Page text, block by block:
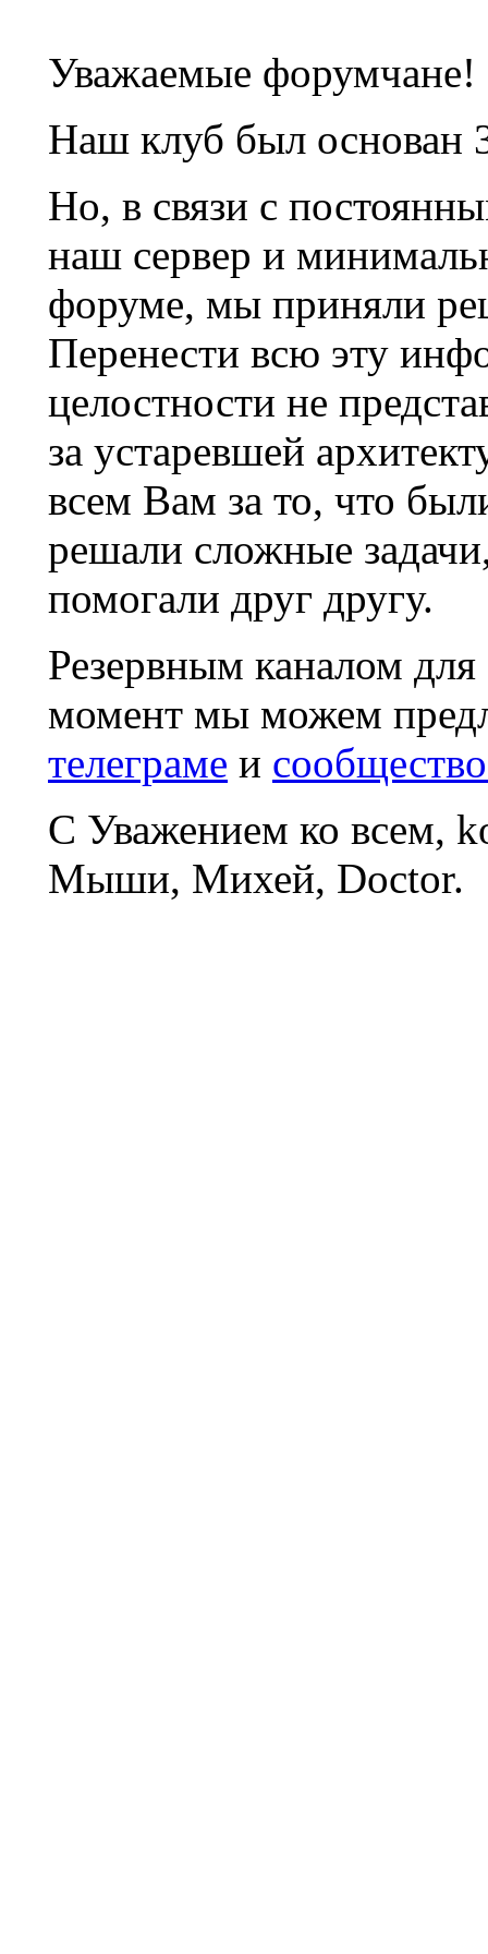
Уважаемые форумчане!
Наш клуб был основан
Но, в связи с
наш сервер и
форуме, мы приняли
Перенести всю эту
целостности не
за устаревшей
всем Вам за то, что
решали сложные
помогали друг другу.
Резервным каналом
момент мы можем
телеграме и
С Уважением ко всем,
Мыши, Михей, Doctor.